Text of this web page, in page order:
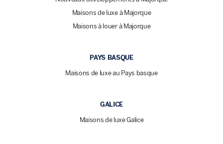
Maisons de luxe à Majorque
Maisons à louer à Majorque
PAYS BASQUE
Maisons de luxe au Pays basque
GALICE
Maisons de luxe Galice